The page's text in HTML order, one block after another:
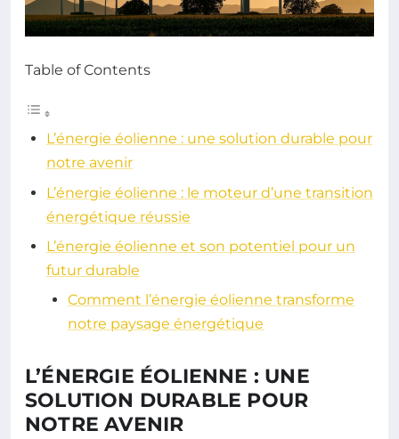
Table of Contents
L’énergie éolienne : une solution durable pour
notre avenir
L’énergie éolienne : le moteur d’une transition
énergétique réussie
L’énergie éolienne et son potentiel pour un
futur durable
Comment l’énergie éolienne transforme
notre paysage énergétique
L’ÉNERGIE ÉOLIENNE : UNE
SOLUTION DURABLE POUR
NOTRE AVENIR